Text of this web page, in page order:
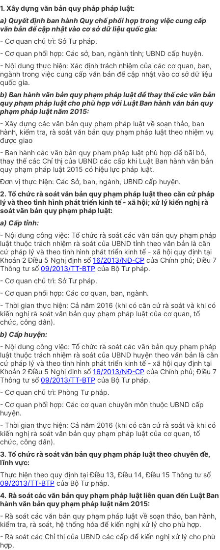
1. Xây dựng văn bản quy pháp pháp luật:
a) Quyết định ban hành Quy chế phối hợp trong việc cung cấp
văn bản để cập nhật vào cơ sở dữ liệu quốc gia:
- Cơ quan chủ trì: Sở Tư pháp.
- Cơ quan phối hợp: Các sở, ban, ngành tỉnh; UBND cấp huyện.
- Nội dung thực hiện: Xác định trách nhiệm của các cơ quan, ban,
ngành trong việc cung cấp văn bản để cập nhật vào cơ sở dữ liệu
quốc gia.
b) Ban hành văn bản quy phạm pháp luật để thay thế các văn bản
quy phạm pháp luật cho phù hợp với Luật Ban hành văn bản quy
phạm pháp luật năm 2015:
- Xây dựng các văn bản quy phạm pháp luật về soạn thảo, ban
hành, kiểm tra, rà soát văn bản quy phạm pháp luật theo nhiệm vụ
được giao
- Ban hành các văn bản quy phạm pháp luật phù hợp để bãi bỏ,
thay thế các Chỉ thị của UBND các cấp khi Luật Ban hành văn bản
quy phạm pháp luật 2015 có hiệu lực pháp luật.
Đơn vị thực hiện: Các Sở, ban, ngành, UBND cấp huyện.
2. Tổ chức rà soát văn bản quy phạm pháp luật theo căn cứ pháp
lý và theo tình hình phát triển kinh tế - xã hội; xử lý kiến nghị rà
soát văn bản quy phạm pháp luật:
a) Cấp tỉnh:
- Nội dung công việc: Tổ chức rà soát các văn bản quy phạm pháp
luật thuộc trách nhiệm rà soát của UBND tỉnh theo văn bản là căn
cứ pháp lý và theo tình hình phát triển kinh tế - xã hội quy định tại
Khoản 2 Điều 5 Nghị định số16/2013/NĐ-CP của Chính phủ; Điều 7
Thông tư số09/2013/TT-BTP của Bộ Tư pháp.
- Cơ quan chủ trì: Sở Tư pháp.
- Cơ quan phối hợp: Các cơ quan, ban, ngành.
- Thời gian thực hiện: Cả năm 2016 (khi có căn cứ rà soát và khi có
kiến nghị rà soát văn bản quy phạm pháp luật của cơ quan, tổ
chức, công dân).
b) Cấp huyện:
- Nội dung công việc: Tổ chức rà soát các văn bản quy phạm pháp
luật thuộc trách nhiệm rà soát của UBND huyện theo văn bản là căn
cứ pháp lý và theo tình hình phát triển kinh tế - xã hội quy định tại
Khoản 2 Điều 5 Nghị định số16/2013/NĐ-CP của Chính phủ; Điều 7
Thông tư số09/2013/TT-BTP của Bộ Tư pháp.
- Cơ quan chủ trì: Phòng Tư pháp.
- Cơ quan phối hợp: Các cơ quan chuyên môn thuộc UBND cấp
huyện.
- Thời gian thực hiện: Cả năm 2016 (khi có căn cứ rà soát và khi có
kiến nghị rà soát văn bản quy phạm pháp luật của cơ quan, tổ
chức, công dân).
3. Tổ chức rà soát văn bản quy phạm pháp luật theo chuyên đề,
lĩnh vực:
Thực hiện theo quy định tại Điều 13, Điều 14, Điều 15 Thông tư số
09/2013/TT-BTP của Bộ Tư pháp.
4. Rà soát các văn bản quy phạm pháp luật liên quan đến Luật Ban
hành văn bản quy phạm pháp luật năm 2015:
- Rà soát các văn bản quy phạm pháp luật về soạn thảo, ban hành,
kiểm tra, rà soát, hệ thống hóa để kiến nghị xử lý cho phù hợp.
- Rà soát các Chỉ thị của UBND các cấp để kiến nghị xử lý cho phù
hợp.